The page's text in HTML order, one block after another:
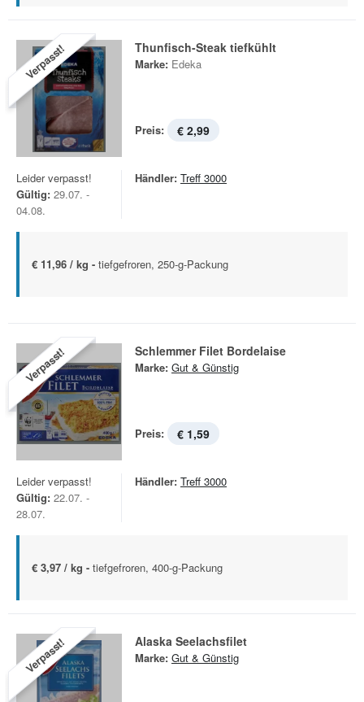
Verpasst! Thunfisch-Steak tiefkühlt
Marke: Edeka
Preis: € 2,99
Leider verpasst!
Gültig: 29.07. -
04.08.
Händler: Treff 3000
€ 11,96 / kg - tiefgefroren, 250-g-Packung
Verpasst! Schlemmer Filet Bordelaise
Marke: Gut & Günstig
Preis: € 1,59
Leider verpasst!
Gültig: 22.07. -
28.07.
Händler: Treff 3000
€ 3,97 / kg - tiefgefroren, 400-g-Packung
Verpasst! Alaska Seelachsfilet
Marke: Gut & Günstig